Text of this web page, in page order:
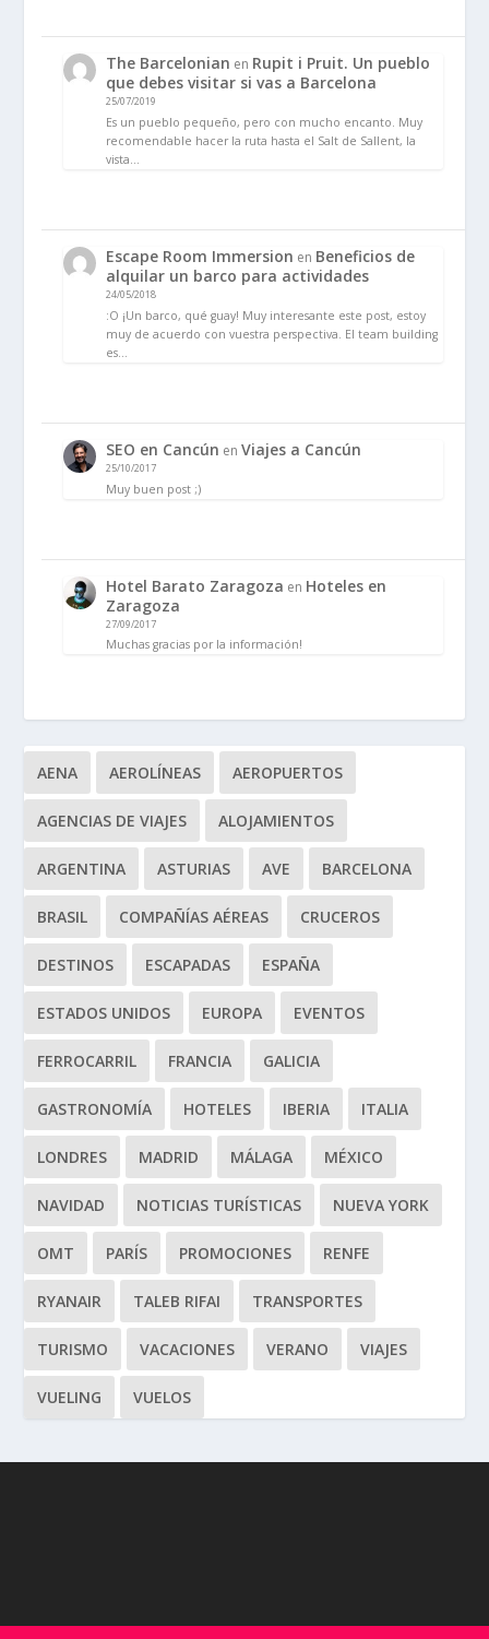
The Barcelonian en Rupit i Pruit. Un pueblo
que debes visitar si vas a Barcelona
25/07/2019
Es un pueblo pequeño, pero con mucho encanto. Muy
recomendable hacer la ruta hasta el Salt de Sallent, la
vista…
Escape Room Immersion en Beneficios de
alquilar un barco para actividades
24/05/2018
:O ¡Un barco, qué guay! Muy interesante este post, estoy
muy de acuerdo con vuestra perspectiva. El team building
es…
SEO en Cancún enViajes a Cancún
25/10/2017
Muy buen post ;)
Hotel Barato Zaragoza en Hoteles en
Zaragoza
27/09/2017
Muchas gracias por la información!
AENA AEROLÍNEAS AEROPUERTOS
AGENCIAS DE VIAJES ALOJAMIENTOS
ARGENTINA ASTURIAS AVE BARCELONA
BRASIL COMPAÑÍAS AÉREAS CRUCEROS
DESTINOS ESCAPADAS ESPAÑA
ESTADOS UNIDOS EUROPA EVENTOS
FERROCARRIL FRANCIA GALICIA
GASTRONOMÍA HOTELES IBERIA ITALIA
LONDRES MADRID MÁLAGA MÉXICO
NAVIDAD NOTICIAS TURÍSTICAS NUEVA YORK
OMT PARÍS PROMOCIONES RENFE
RYANAIR TALEB RIFAI TRANSPORTES
TURISMO VACACIONES VERANO VIAJES
VUELING VUELOS